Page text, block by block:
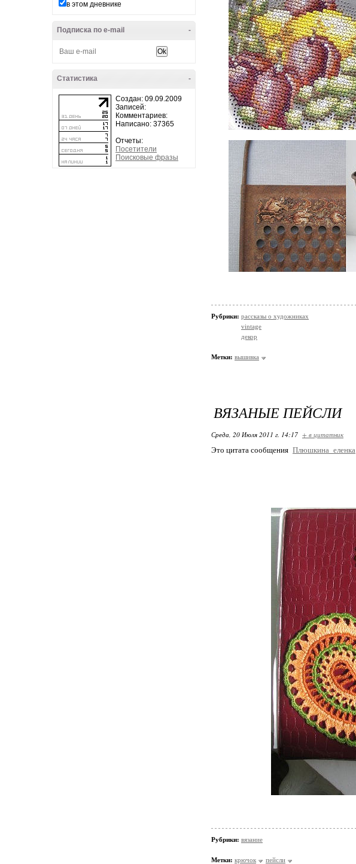
в этом дневнике
-
Подписка по e-mail
-
Статистика
Создан: 09.09.2009
Записей:
Комментариев:
Написано: 37365
Отчеты:
Посетители
Поисковые фразы
Рубрики: рассказы о художниках
vintage
декор
Метки: вышивка
ВЯЗАНЫЕ ПЕЙСЛИ
Среда, 20 Июля 2011 г. 14:17 + в цитатник
Это цитата сообщения Плюшкина_еленка
Рубрики: вязание
Метки: крючок пейсли